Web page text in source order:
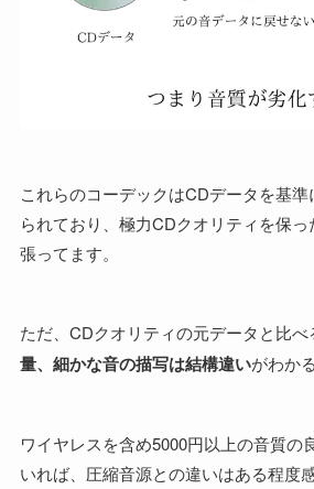
これらのコーデックはCDデータを基準
られており、極力CDクオリティを保
張ってます。
ただ、CDクオリティの元データと比べ
量、細かな音の描写は結構違いがわか
ワイヤレスを含め5000円以上の音質の
いれば、圧縮音源との違いはある程度